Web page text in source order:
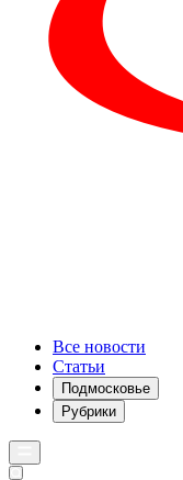
Все новости
Статьи
Подмосковье
Рубрики